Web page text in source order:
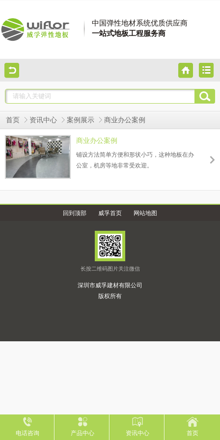
中国弹性地材系统优质供应商
一站式地板工程服务商
首页 资讯中心 案例展示 商业办公案例
商业办公案例
铺设方法简单方便和形状小巧，这种地板在办
公室，机房等地非常受欢迎。
回到顶部 威孚首页 网站地图
长按二维码图片关注微信
深圳市威孚建材有限公司
版权所有
电话咨询 产品中心 资讯中心 首页